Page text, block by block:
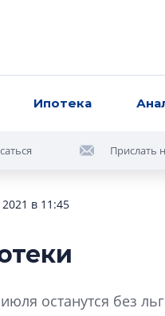
Ипотека
Прислать
в 11:45
останутся без